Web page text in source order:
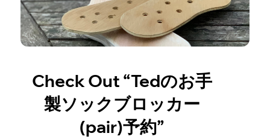
Check Out “Tedのお手
製ソックブロッカー
(pair)予約”